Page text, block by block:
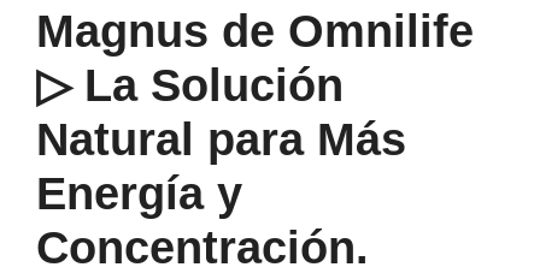
Magnus de Omnilife
▷ La Solución
Natural para Más
Energía y
Concentración.